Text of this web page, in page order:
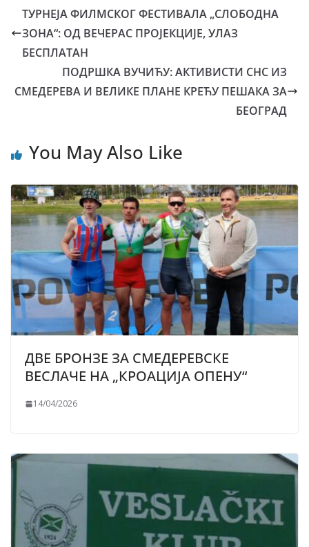
ТУРНЕЈА ФИЛМСКОГ ФЕСТИВАЛА „СЛОБОДНА
ЗОНА“: ОД ВЕЧЕРАС ПРОЈЕКЦИЈЕ, УЛАЗ
БЕСПЛАТАН
ПОДРШКА ВУЧИЋУ: АКТИВИСТИ СНС ИЗ
СМЕДЕРЕВА И ВЕЛИКЕ ПЛАНЕ КРЕЋУ ПЕШАКА ЗА
БЕОГРАД
You May Also Like
ДВЕ БРОНЗЕ ЗА СМЕДЕРЕВСКЕ
ВЕСЛАЧЕ НА „КРОАЦИЈА ОПЕНУ“
14/04/2026